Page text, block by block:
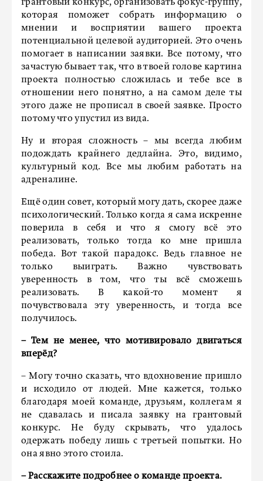
грантовый конкурс, организовать фокус-группу,
которая поможет собрать информацию о
мнении и восприятии вашего проекта
потенциальной целевой аудиторией. Это очень
помогает в написании заявки. Все потому, что
зачастую бывает так, что в твоей голове картина
проекта полностью сложилась и тебе все в
отношении него понятно, а на самом деле ты
этого даже не прописал в своей заявке. Просто
потому что упустил из вида.
Ну и вторая сложность – мы всегда любим
подождать крайнего дедлайна. Это, видимо,
культурный код. Все мы любим работать на
адреналине.
Ещё один совет, который могу дать, скорее даже
психологический. Только когда я сама искренне
поверила в себя и что я смогу всё это
реализовать, только тогда ко мне пришла
победа. Вот такой парадокс. Ведь главное не
только выиграть. Важно чувствовать
уверенность в том, что ты всё сможешь
реализовать. В какой-то момент я
почувствовала эту уверенность, и тогда все
получилось.
– Тем не менее, что мотивировало двигаться
вперёд?
– Могу точно сказать, что вдохновение пришло
и исходило от людей. Мне кажется, только
благодаря моей команде, друзьям, коллегам я
не сдавалась и писала заявку на грантовый
конкурс. Не буду скрывать, что удалось
одержать победу лишь с третьей попытки. Но
она явно этого стоила.
– Расскажите подробнее о команде проекта.